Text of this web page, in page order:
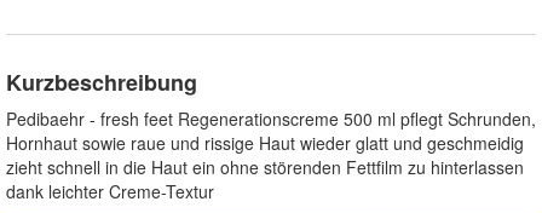
Kurzbeschreibung
Pedibaehr - fresh feet Regenerationscreme 500 ml pflegt Schrunden,
Hornhaut sowie raue und rissige Haut wieder glatt und geschmeidig
zieht schnell in die Haut ein ohne störenden Fettfilm zu hinterlassen
dank leichter Creme-Textur